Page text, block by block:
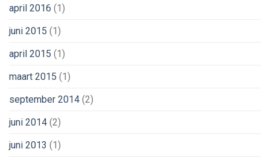
april 2016 (1)
juni 2015 (1)
april 2015 (1)
maart 2015 (1)
september 2014 (2)
juni 2014 (2)
juni 2013 (1)